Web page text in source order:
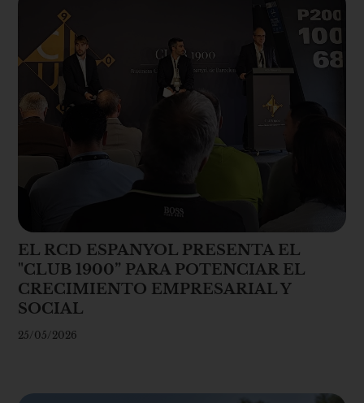
EL RCD ESPANYOL PRESENTA EL
"CLUB 1900” PARA POTENCIAR EL
CRECIMIENTO EMPRESARIAL Y
SOCIAL
25/05/2026